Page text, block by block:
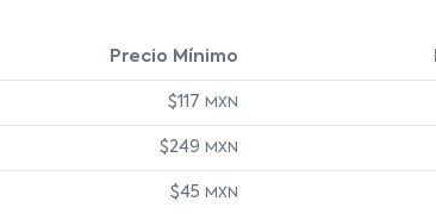
Precio Mínimo
$117 MXN
$249 MXN
$45 MXN